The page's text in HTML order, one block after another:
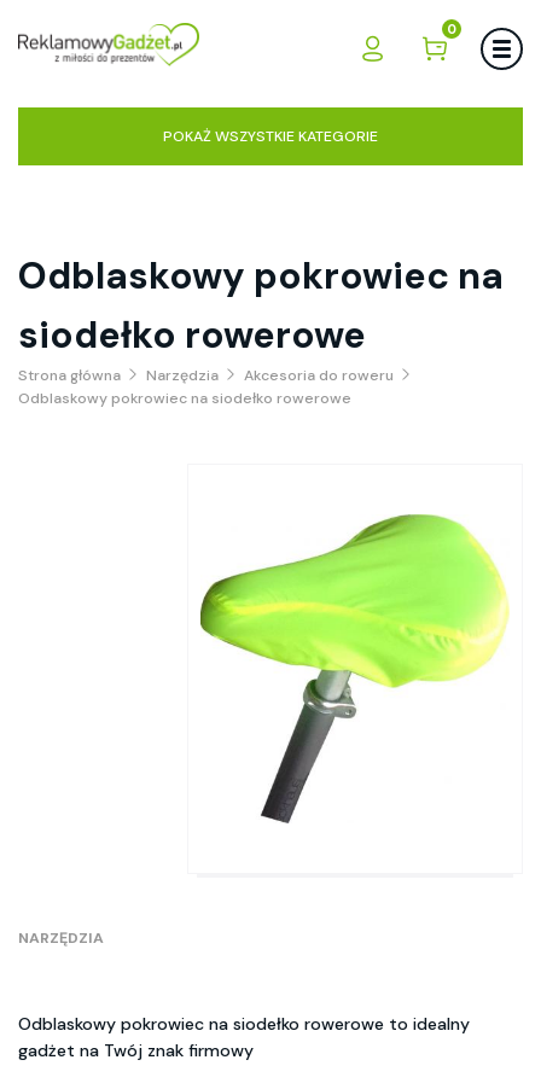
0
POKAŻ WSZYSTKIE KATEGORIE
Odblaskowy pokrowiec na
siodełko rowerowe
Strona główna Narzędzia
Akcesoria do roweru
Odblaskowy pokrowiec na siodełko rowerowe
NARZĘDZIA
Odblaskowy pokrowiec na siodełko rowerowe to idealny
gadżet na Twój znak firmowy